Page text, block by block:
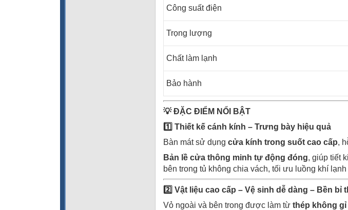
Công suất điện
Trọng lượng
Chất làm lạnh
Bảo hành
💡ĐẶC ĐIỂM NỔI BẬT
1️ Thiết kế cánh kính – Trưng bày hiệu quả
Bàn mát sử dụng cửa kính trong suốt cao cấp,
Bản lề cửa thông minh tự động đóng, giúp tiết
bên trong tủ không chia vách, tối ưu luồng khí
2️ Vật liệu cao cấp – Vệ sinh dễ dàng – Bền bỉ
Vỏ ngoài và bên trong được làm từ thép không gỉ